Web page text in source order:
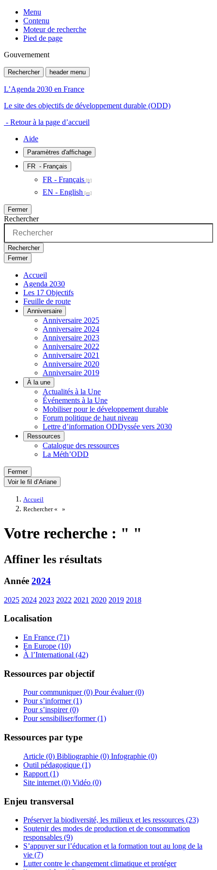
Menu
Contenu
Moteur de recherche
Pied de page
Gouvernement
Rechercher header menu
L’Agenda 2030 en France
Le site des objectifs de développement durable (ODD)
- Retour à la page d’accueil
Aide
Paramètres d'affichage
FR - Français
FR - Français
EN - English
Fermer
Rechercher
Rechercher
Fermer
Accueil
Agenda 2030
Les 17 Objectifs
Feuille de route
Anniversaire
Anniversaire 2025
Anniversaire 2024
Anniversaire 2023
Anniversaire 2022
Anniversaire 2021
Anniversaire 2020
Anniversaire 2019
À la une
Actualités à la Une
Événements à la Une
Mobiliser pour le développement durable
Forum politique de haut niveau
Lettre d’information ODDyssée vers 2030
Ressources
Catalogue des ressources
La Méth’ODD
Fermer
Voir le fil d’Ariane
Accueil
Rechercher «
»
Votre recherche : " "
Affiner les résultats
Année 2024
2025 2024 2023 2022 2021 2020 2019 2018
Localisation
En France (71)
En Europe (10)
À l’International (42)
Ressources par objectif
Pour communiquer (0) Pour évaluer (0)
Pour s’informer (1)
Pour s’inspirer (0)
Pour sensibiliser/former (1)
Ressources par type
Article (0) Bibliographie (0) Infographie (0)
Outil pédagogique (1)
Rapport (1)
Site internet (0) Vidéo (0)
Enjeu transversal
Préserver la biodiversité, les milieux et les ressources (23)
Soutenir des modes de production et de consommation
responsables (9)
S’appuyer sur l’éducation et la formation tout au long de la
vie (7)
Lutter contre le changement climatique et protéger